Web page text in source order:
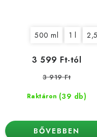
500 ml 1 l
Raktáron (39 db)
3 599 Ft-tól
3 919 Ft
BŐVEBBEN